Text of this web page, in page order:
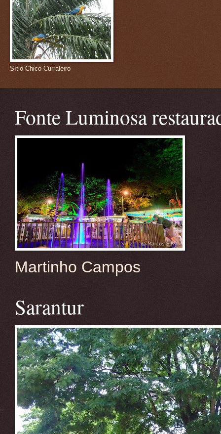
Sítio Chico Curraleiro
Fonte Luminosa
Martinho Campos
Sarantur